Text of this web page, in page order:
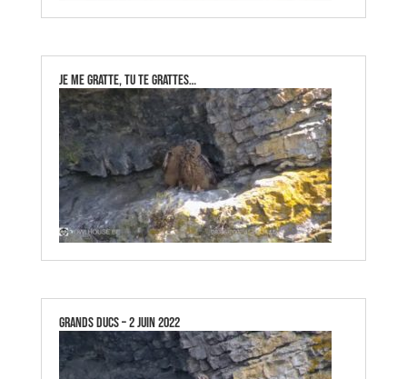
Je me gratte, tu te grattes…
GRANDS DUCS – 2 JUIN 2022